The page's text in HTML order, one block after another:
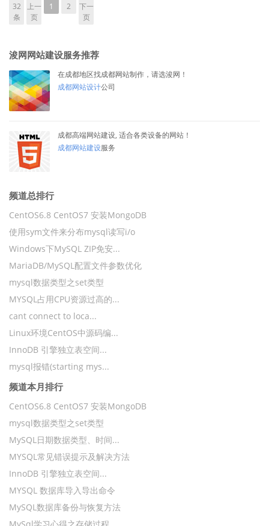
32
条
上一
页
1 2
下一
页
浚网网站建设服务推荐
在成都地区找成都网站制作，请选浚网！
成都网站设计公司
成都高端网站建设, 适合各类设备的网站！
成都网站建设服务
频道总排行
CentOS6.8 CentOS7 安装MongoDB
使用sym文件来分布mysql读写i/o
Windows下MySQL ZIP免安...
MariaDB/MySQL配置文件参数优化
mysql数据类型之set类型
MYSQL占用CPU资源过高的...
cant connect to loca...
Linux环境CentOS中源码编...
InnoDB 引擎独立表空间...
mysql报错(starting mys...
频道本月排行
CentOS6.8 CentOS7 安装MongoDB
mysql数据类型之set类型
MySQL日期数据类型、时间...
MYSQL常见错误提示及解决方法
InnoDB 引擎独立表空间...
MYSQL 数据库导入导出命令
MySQL数据库备份与恢复方法